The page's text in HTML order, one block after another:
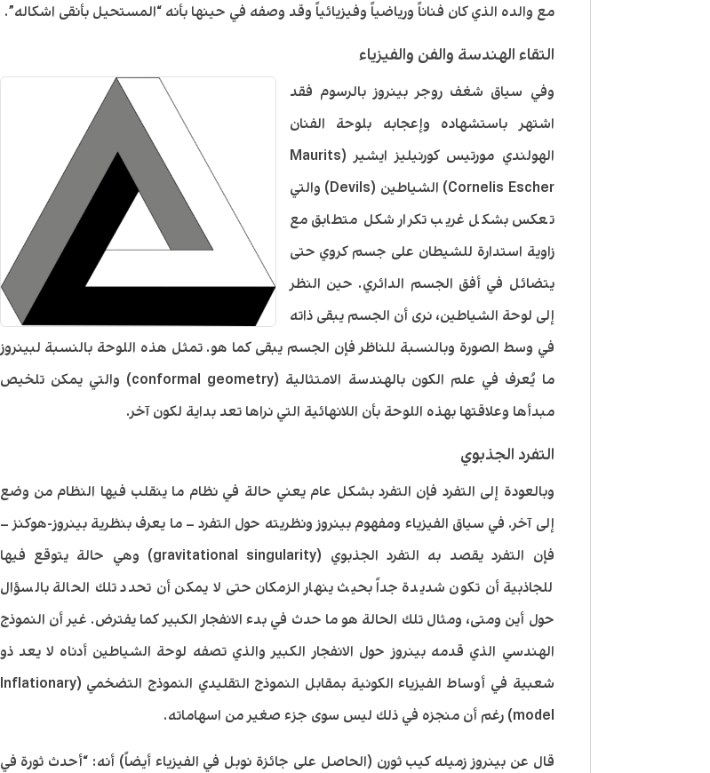
مع والده الذي كان فناناً ورياضياً وفيزيائياً وقد وصفه في حينها بأنه “المستحيل بأنقى اشكاله”.
التقاء الهندسة والفن والفيزياء
وفي سياق شغف روجر بينروز بالرسوم فقد
اشتهر باستشهاده وإعجابه بلوحة الفنان
الهولندي مورتيس كورنيليز ايشير (Maurits
Cornelis Escher) الشياطين (Devils) والتي
تعكس بشكل غريب تكرار شكل متطابق مع
زاوية استدارة للشيطان على جسم كروي حتى
يتضائل في أفق الجسم الدائري. حين النظر
إلى لوحة الشياطين، نرى أن الجسم يبقى ذاته
في وسط الصورة وبالنسبة للناظر فإن الجسم يبقى كما هو. تمثل هذه اللوحة بالنسبة لبينروز
ما يُعرف في علم الكون بالهندسة الامتثالية (conformal geometry) والتي يمكن تلخيص
مبدأها وعلاقتها بهذه اللوحة بأن اللانهائية التي نراها تعد بداية لكون آخر.
التفرد الجذبوي
وبالعودة إلى التفرد فإن التفرد بشكل عام يعني حالة في نظام ما ينقلب فيها النظام من وضع
إلى آخر. في سياق الفيزياء ومفهوم بينروز ونظريته حول التفرد – ما يعرف بنظرية بينروز-هوكنز –
فإن التفرد يقصد به التفرد الجذبوي (gravitational singularity) وهي حالة يتوقع فيها
للجاذبية أن تكون شديدة جداً بحيث ينهار الزمكان حتى لا يمكن أن تحدد تلك الحالة بالسؤال
حول أين ومتى، ومثال تلك الحالة هو ما حدث في بدء الانفجار الكبير كما يفترض. غير أن النموذج
الهندسي الذي قدمه بينروز حول الانفجار الكبير والذي تصفه لوحة الشياطين أدناه لا يعد ذو
شعبية في أوساط الفيزياء الكونية بمقابل النموذج التقليدي النموذج التضخمي (Inflationary
model) رغم أن منجزه في ذلك ليس سوى جزء صغير من اسهاماته.
قال عن بينروز زميله كيب ثورن (الحاصل على جائزة نوبل في الفيزياء أيضاً) أنه: “أحدث ثورة في